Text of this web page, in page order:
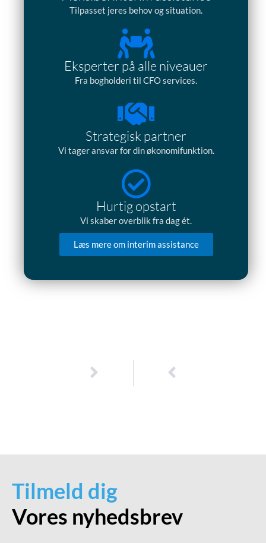
Tilpasset jeres behov og situation.
Eksperter på alle niveauer
Fra bogholderi til CFO services.
Strategisk partner
Vi tager ansvar for din økonomifunktion.
Hurtig opstart
Vi skaber overblik fra dag ét.
Læs mere om interim assistance
Tilmeld dig
Vores nyhedsbrev